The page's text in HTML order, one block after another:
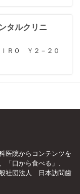
タルクリニ
ＲＯ Ｙ２－２０
医院からコンテンツを
「口から食べる」、
般社団法人 日本訪問歯